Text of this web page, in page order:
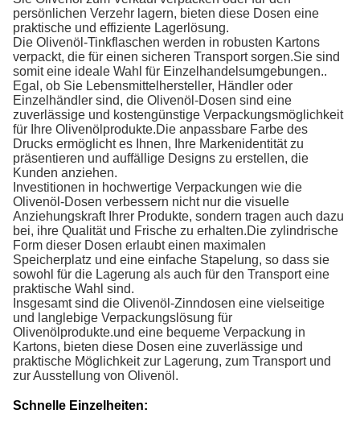
persönlichen Verzehr lagern, bieten diese Dosen eine
praktische und effiziente Lagerlösung.
Die Olivenöl-Tinkflaschen werden in robusten Kartons
verpackt, die für einen sicheren Transport sorgen.Sie sind
somit eine ideale Wahl für Einzelhandelsumgebungen..
Egal, ob Sie Lebensmittelhersteller, Händler oder
Einzelhändler sind, die Olivenöl-Dosen sind eine
zuverlässige und kostengünstige Verpackungsmöglichkeit
für Ihre Olivenölprodukte.Die anpassbare Farbe des
Drucks ermöglicht es Ihnen, Ihre Markenidentität zu
präsentieren und auffällige Designs zu erstellen, die
Kunden anziehen.
Investitionen in hochwertige Verpackungen wie die
Olivenöl-Dosen verbessern nicht nur die visuelle
Anziehungskraft Ihrer Produkte, sondern tragen auch dazu
bei, ihre Qualität und Frische zu erhalten.Die zylindrische
Form dieser Dosen erlaubt einen maximalen
Speicherplatz und eine einfache Stapelung, so dass sie
sowohl für die Lagerung als auch für den Transport eine
praktische Wahl sind.
Insgesamt sind die Olivenöl-Zinndosen eine vielseitige
und langlebige Verpackungslösung für
Olivenölprodukte.und eine bequeme Verpackung in
Kartons, bieten diese Dosen eine zuverlässige und
praktische Möglichkeit zur Lagerung, zum Transport und
zur Ausstellung von Olivenöl.
Schnelle Einzelheiten: